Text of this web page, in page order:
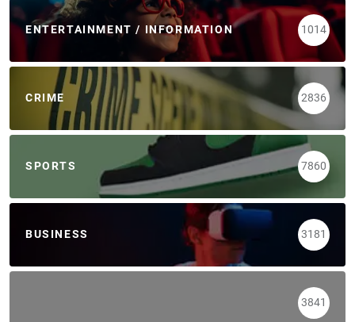
ENTERTAINMENT / INFORMATION 1014
CRIME 2836
SPORTS 7860
BUSINESS 3181
3841